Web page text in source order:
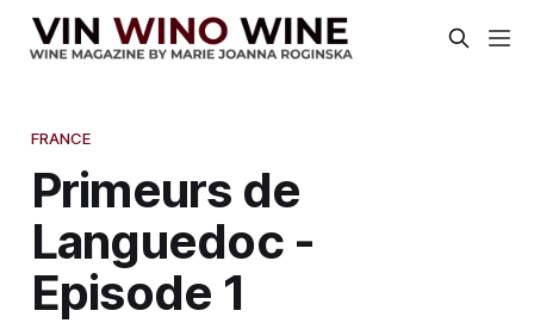
FRANCE
Primeurs de
Languedoc -
Episode 1